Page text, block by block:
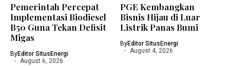
Pemerintah Percepat
Implementasi Biodiesel
B50 Guna Tekan Defisit
Migas
ByEditor SitusEnergi
August 6, 2026
PGE Kembangkan
Bisnis Hijau di Luar
Listrik Panas Bumi
ByEditor SitusEnergi
August 4, 2026